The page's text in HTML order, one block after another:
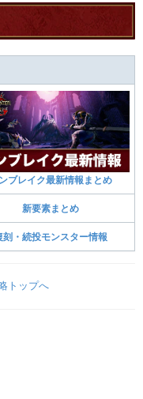
ブレイク最新情報まとめ
新要素まとめ
刻・続投モンスター情報
トップへ